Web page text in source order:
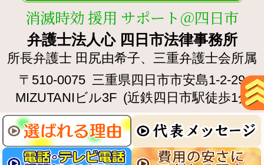
消滅時効 援用 サポート＠四日市
弁護士法人心 四日市法律事務所
所長弁護士 田尻由希子、 三重弁護士会所属
〒510-0075 三重県四日市市安島1-2-29
MIZUTANIビル3F (近鉄四日市駅徒歩1分)